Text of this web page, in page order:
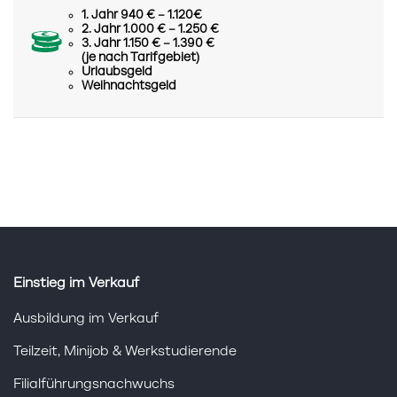
1. Jahr 940 € – 1.120€
2. Jahr 1.000 € – 1.250 €
3. Jahr 1.150 € – 1.390 €
(je nach Tarifgebiet)
Urlaubsgeld
Weihnachtsgeld
Einstieg im Verkauf
Ausbildung im Verkauf
Teilzeit, Minijob & Werkstudierende
Filialführungsnachwuchs